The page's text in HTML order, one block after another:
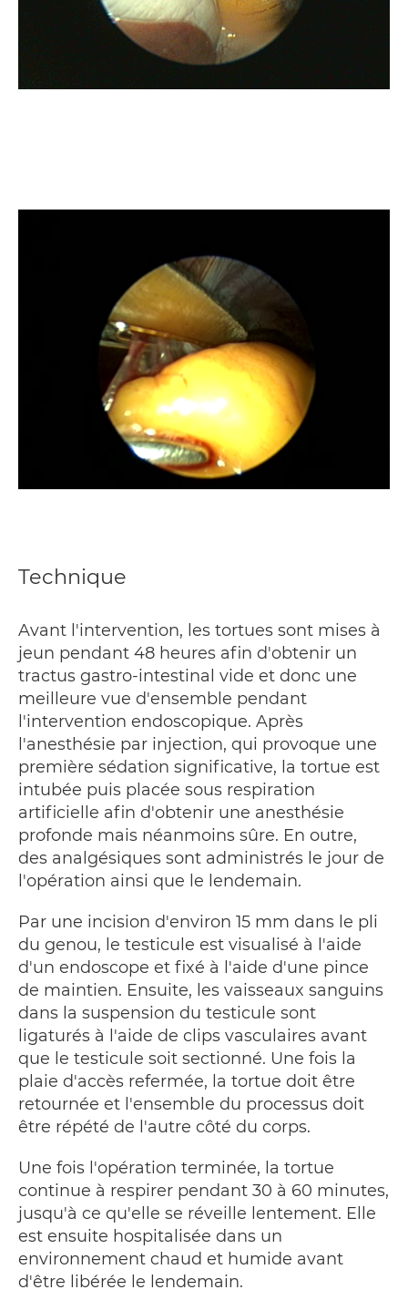
Technique
Avant l'intervention, les tortues sont mises à
jeun pendant 48 heures afin d'obtenir un
tractus gastro-intestinal vide et donc une
meilleure vue d'ensemble pendant
l'intervention endoscopique. Après
l'anesthésie par injection, qui provoque une
première sédation significative, la tortue est
intubée puis placée sous respiration
artificielle afin d'obtenir une anesthésie
profonde mais néanmoins sûre. En outre,
des analgésiques sont administrés le jour de
l'opération ainsi que le lendemain.
Par une incision d'environ 15 mm dans le pli
du genou, le testicule est visualisé à l'aide
d'un endoscope et fixé à l'aide d'une pince
de maintien. Ensuite, les vaisseaux sanguins
dans la suspension du testicule sont
ligaturés à l'aide de clips vasculaires avant
que le testicule soit sectionné. Une fois la
plaie d'accès refermée, la tortue doit être
retournée et l'ensemble du processus doit
être répété de l'autre côté du corps.
Une fois l'opération terminée, la tortue
continue à respirer pendant 30 à 60 minutes,
jusqu'à ce qu'elle se réveille lentement. Elle
est ensuite hospitalisée dans un
environnement chaud et humide avant
d'être libérée le lendemain.